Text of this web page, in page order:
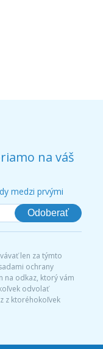
na váš
medzi prvými
Odoberať
len za týmto
ochrany
na odkaz, ktorý vám
odvolať
z ktoréhokoľvek